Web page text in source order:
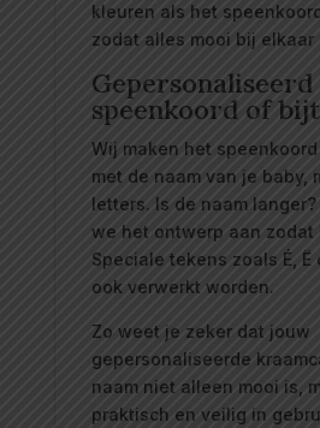
kleuren als het
zodat alles mooi bij elkaar
Gepersonaliseerd
speenkoord of
Wij maken het
met de naam van je baby,
letters. Is de naam
we het ontwerp aan
Speciale tekens zoals É, Ë
ook verwerkt worden.
Zo weet je zeker dat jouw
gepersonaliseerde
naam niet alleen mooi is,
praktisch en veilig in